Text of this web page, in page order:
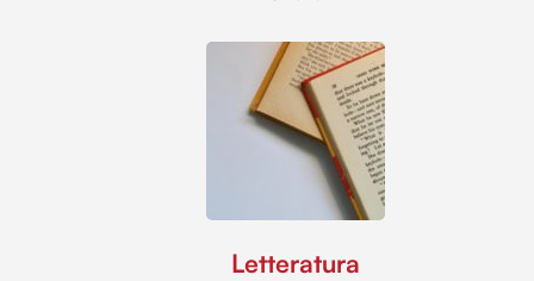
Letteratura